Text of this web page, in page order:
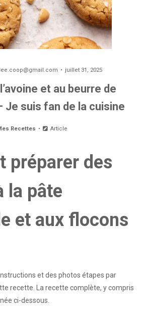
juillet 31, 2025
et au beurre de
Je suis fan de la cuisine
Recettes Article
préparer des
la pâte
et aux flocons
et des photos étapes par
recette. La recette complète, y compris
ci-dessous.